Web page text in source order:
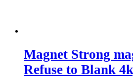
Magnet Strong
Refuse to Blank